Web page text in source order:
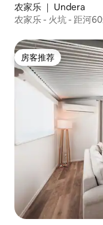
农家乐 ｜ Undera
农家乐 - 火坑 - 距河
房客推荐
房客推荐